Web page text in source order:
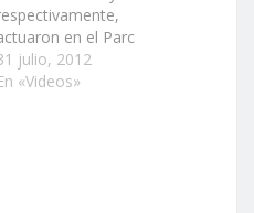
en el Parc
de Torrent.
incluidos
julio, 2012
«Videos»